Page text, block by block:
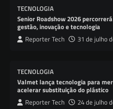
TECNOLOGIA
Senior Roadshow 2026
gestão, inovação e tecnologia
Reporter Tech 31 de julho
TECNOLOGIA
Valmet lança tecnologia para
acelerar substituição do plástico
Reporter Tech 24 de julho